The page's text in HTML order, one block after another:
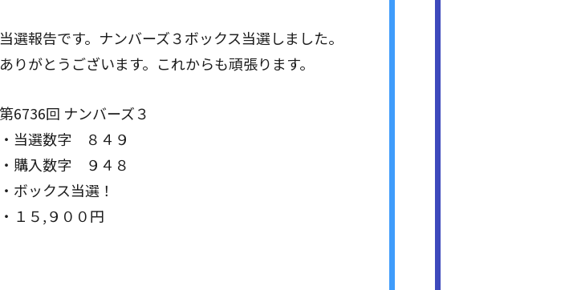
当選報告です。ナンバーズ３ボックス当選しました。
ありがとうございます。これからも頑張ります。
第6736回 ナンバーズ３
・当選数字 ８４９
・購入数字 ９４８
・ボックス当選！
・１５,９００円